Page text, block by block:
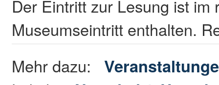
Der Eintritt zur Lesung ist im
Museumseintritt enthalten.
Mehr dazu: